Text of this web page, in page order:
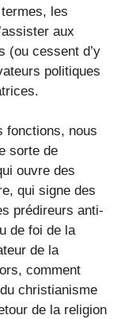
les
aux
(ou cessent d’y
politiques
fonctions, nous
sorte de
ouvre des
qui signe des
prédireurs anti-
de foi de la
de la
comment
christianisme
de la religion